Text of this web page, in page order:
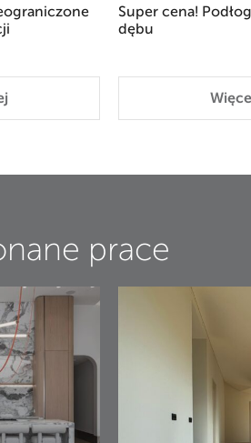
Super cena!
dębu
prace